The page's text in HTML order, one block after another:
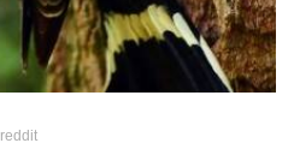
reddit